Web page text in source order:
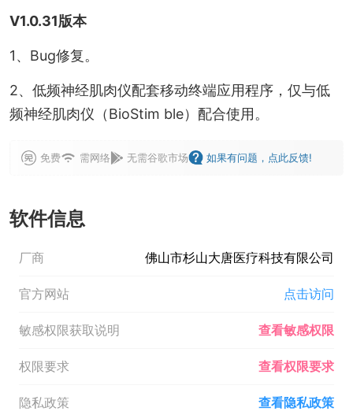
V1.0.31版本
1、Bug修复。
2、低频神经肌肉仪配套移动终端应用程序，仅与低
频神经肌肉仪（BioStim ble）配合使用。
免费 需网络 无需谷歌市场 如果有问题，点此反馈!
软件信息
厂商 佛山市杉山大唐医疗科技有限公司
官方网站 点击访问
敏感权限获取说明 查看敏感权限
权限要求 查看权限要求
隐私政策 查看隐私政策